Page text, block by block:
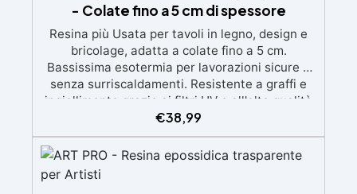
- Colate fino a 5 cm di spessore
Resina più Usata per tavoli in legno, design e
bricolage, adatta a colate fino a 5 cm.
Bassissima esotermia per lavorazioni sicure e
senza surriscaldamenti. Resistente a graffi e
ingiallimento grazie ai filtri UV e all'alta qualità
meccanica. Bassa viscosità per eliminare bolle
d'aria e ottenere finiture lisce. Sicura, atossica,
BPA/VOC free e certificata per il contatto
prolungato con la pelle.
€38,99